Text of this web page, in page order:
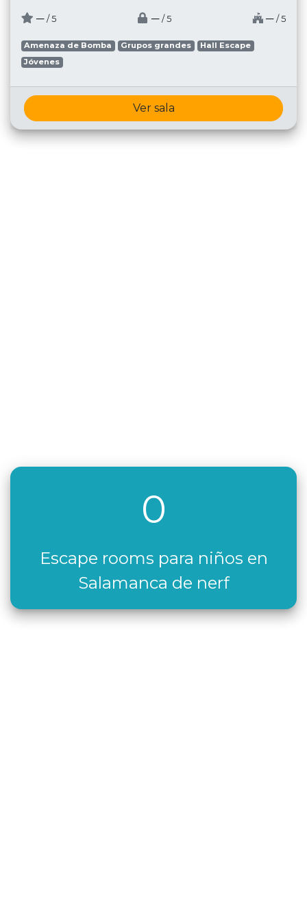
─ / 5 ─ / 5 ─ / 5
Amenaza de Bomba Grupos grandes
Hall Escape
Jóvenes
Ver sala
0
Escape rooms para niños en
Salamanca de nerf